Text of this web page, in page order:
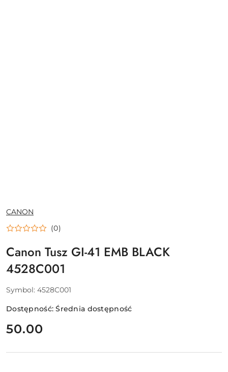
NAZWA
PRODUCENTA:
CANON
(0)
Canon Tusz GI-41 EMB BLACK
4528C001
Symbol: 4528C001
Dostępność:Średnia dostępność
cena:
50.00